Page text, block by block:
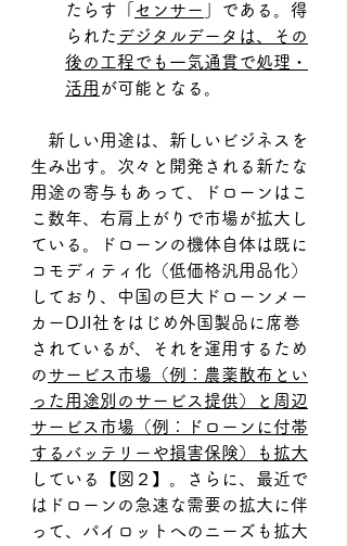
たらす「 センサー
」である。得
られた デジタルデータは、その
後の工程でも一気通貫で処理・
活用 が可能となる。
新しい用途は、新しいビジネスを
生み出す。次々と開発される新たな
用途の寄与もあって、ドローンはこ
こ数年、右肩上がりで市場が拡大し
ている。ドローンの機体自体は既に
コモディティ化（低価格汎用品化）
しており、中国の巨大ドローンメー
カーDJI社をはじめ外国製品に席巻
されているが、それを運用するため
のサービス市場（例：農薬散布とい
った用途別のサービス提供）と周辺
サービス市場（例：ドローンに付帯
するバッテリーや損害保険）も拡大
している【図２】。さらに、最近で
はドローンの急速な需要の拡大に伴
って、パイロットへのニーズも拡大